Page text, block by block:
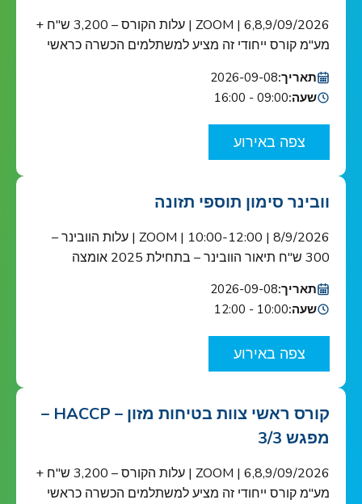
6,8,9/09/2026 | ZOOM | עלות הקורס – 3,200 ש"ח +
מע"מ קורס ייחודי זה מציע למשתלמים הכשרה כראשי
22000 הקורס מוכר ע"י האיגוד הישראלי לאיכות הקורס
מיועד לאנשי מפתח בתחום בטיחות המזון בארגונים
העוסקים בשרשרת אספקת המזון: מגדלי תוצרת
חקלאית, בתי אריזה, מפעלי עיבוד וייצור מזון ומשקאות,
תאריך:2026-09-08
שעה:09:00 - 16:00
צפה באירוע
וובינר סימון תוספי תזונה
8/9/2026 | 10:00-12:00 | ZOOM | עלות הוובינר –
300 ש"ח תיאור הוובינר – בתחילת 2025 אומצה
לאירופה טוב לישראל" ובעקבותיה נפתח חלון הזדמנויות
ליצרנים, יבואנים ומשווקים של תוספי תזונה בסימון
מוצריהם. האפשרות לשימוש בקליימים תזונתיים
ובריאותיים מעסיקה רבות את התעשייה וטומנת בחובה
תאריך:2026-09-08
שעה:10:00 - 12:00
צפה באירוע
קורס ראשי צוות בטיחות מזון – HACCP –
מפגש 3/3
6,8,9/09/2026 | ZOOM | עלות הקורס – 3,200 ש"ח +
מע"מ קורס ייחודי זה מציע למשתלמים הכשרה כראשי